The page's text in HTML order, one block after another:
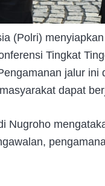
(Polri)
Tingkat
jalur ini
dapat
Nugroho